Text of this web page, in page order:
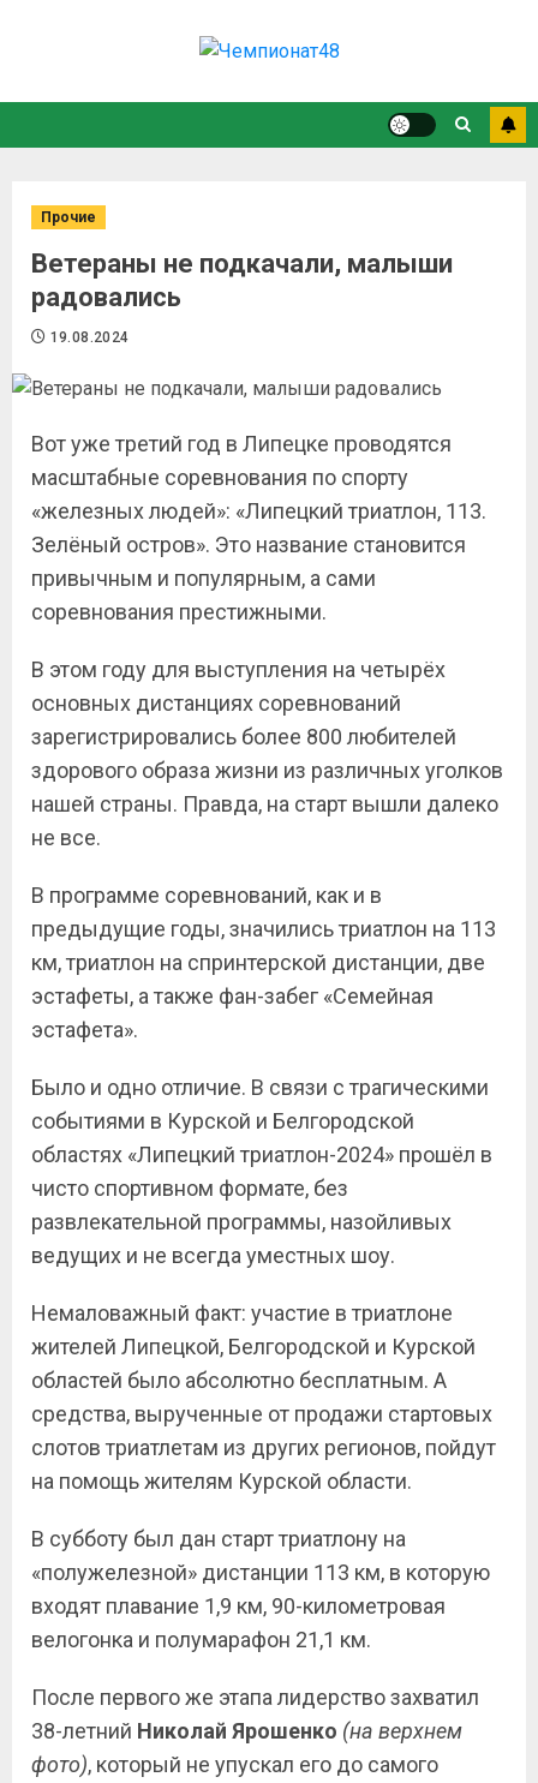
Прочие
Ветераны не подкачали, малыши
радовались
19.08.2024
Вот уже третий год в Липецке проводятся
масштабные соревнования по спорту
«железных людей»: «Липецкий триатлон, 113.
Зелёный остров». Это название становится
привычным и популярным, а сами
соревнования престижными.
В этом году для выступления на четырёх
основных дистанциях соревнований
зарегистрировались более 800 любителей
здорового образа жизни из различных уголков
нашей страны. Правда, на старт вышли далеко
не все.
В программе соревнований, как и в
предыдущие годы, значились триатлон на 113
км, триатлон на спринтерской дистанции, две
эстафеты, а также фан-забег «Семейная
эстафета».
Было и одно отличие. В связи с трагическими
событиями в Курской и Белгородской
областях «Липецкий триатлон-2024» прошёл в
чисто спортивном формате, без
развлекательной программы, назойливых
ведущих и не всегда уместных шоу.
Немаловажный факт: участие в триатлоне
жителей Липецкой, Белгородской и Курской
областей было абсолютно бесплатным. А
средства, вырученные от продажи стартовых
слотов триатлетам из других регионов, пойдут
на помощь жителям Курской области.
В субботу был дан старт триатлону на
«полужелезной» дистанции 113 км, в которую
входят плавание 1,9 км, 90-километровая
велогонка и полумарафон 21,1 км.
После первого же этапа лидерство захватил
38-летний Николай Ярошенко (на верхнем
фото), который не упускал его до самого